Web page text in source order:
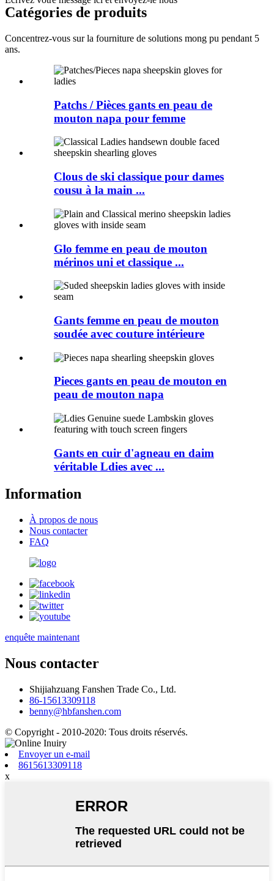
Catégories de produits
Concentrez-vous sur la fourniture de solutions mong pu pendant 5
ans.
Patchs / Pièces gants en peau de
mouton napa pour femme
Clous de ski classique pour dames
cousu à la main ...
Glo femme en peau de mouton
mérinos uni et classique ...
Gants femme en peau de mouton
soudée avec couture intérieure
Pieces gants en peau de mouton en
peau de mouton napa
Gants en cuir d'agneau en daim
véritable Ldies avec ...
Information
À propos de nous
Nous contacter
FAQ
enquête maintenant
Nous contacter
Shijiahzuang Fanshen Trade Co., Ltd.
86-15613309118
benny@hbfanshen.com
© Copyright - 2010-2020: Tous droits réservés.
Envoyer un e-mail
8615613309118
x